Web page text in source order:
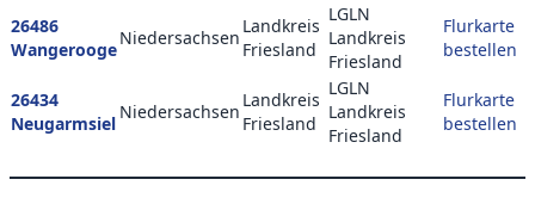
26486
Wangerooge
Niedersachsen
Landkreis
Friesland
LGLN
Landkreis
Friesland
Flurkarte
bestellen
26434
Neugarmsiel
Niedersachsen
Landkreis
Friesland
LGLN
Landkreis
Friesland
Flurkarte
bestellen